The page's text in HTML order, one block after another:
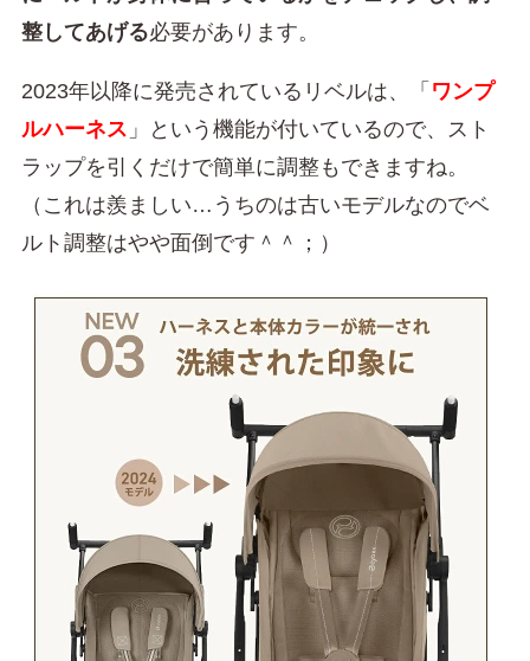
整してあげる必要があります。
2023年以降に発売されているリベルは、「 ワンプ
ルハーネス 」という機能が付いているので、スト
ラップを引くだけで簡単に調整もできますね。
（これは羨ましい…うちのは古いモデルなのでベ
ルト調整はやや面倒です＾＾；）